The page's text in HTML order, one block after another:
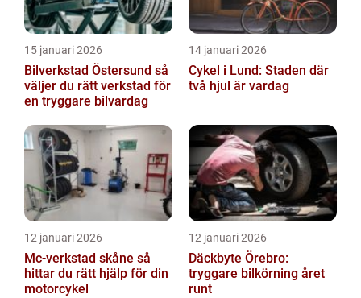
15 januari 2026
Bilverkstad Östersund så
väljer du rätt verkstad för
en tryggare bilvardag
14 januari 2026
Cykel i Lund: Staden där
två hjul är vardag
12 januari 2026
Mc-verkstad skåne så
hittar du rätt hjälp för din
motorcykel
12 januari 2026
Däckbyte Örebro:
tryggare bilkörning året
runt